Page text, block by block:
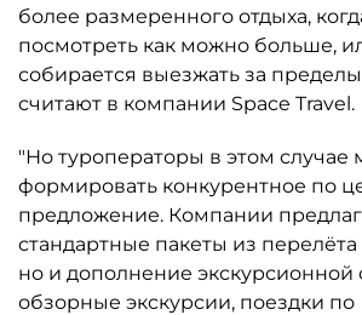
более размеренного отдыха,
посмотреть как можно больше,
собирается выезжать за
считают в компании Space Travel.
"Но туроператоры в этом случае
формировать конкурентное по
предложение. Компании
стандартные пакеты из
но и дополнение
обзорные экскурсии, поездки по